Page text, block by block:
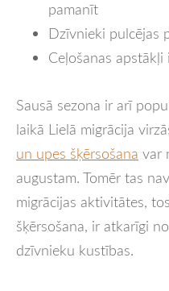
pamanīt
Dzīvnieki pulcējas
Ceļošanas
Sausā sezona ir arī
laikā Lielā migrācija
un upes šķērsošana var
augustam. Tomēr tas
migrācijas aktivitātes,
šķērsošana, ir atkarīgi
dzīvnieku kustības.